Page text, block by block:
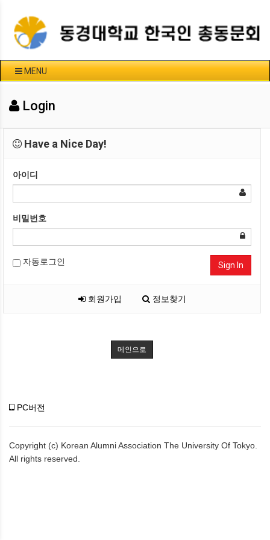
MENU
Login
Have a Nice Day!
아이디
비밀번호
자동로그인 Sign In
회원가입 정보찾기
메인으로
PC버전
Copyright (c) Korean Alumni Association The University Of Tokyo.
All rights reserved.